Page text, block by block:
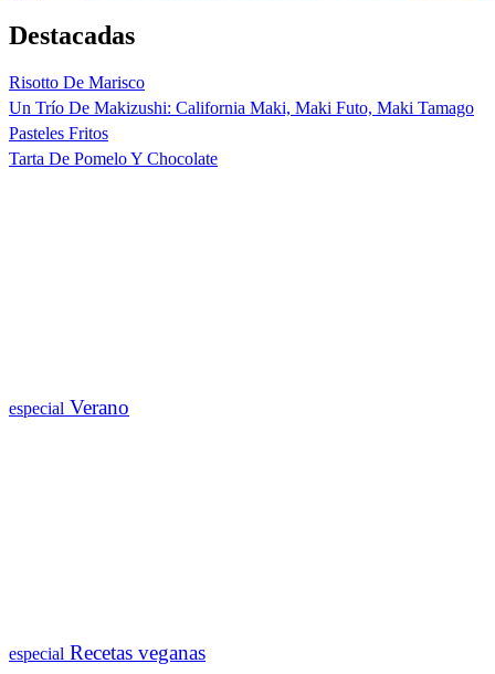
Destacadas
Risotto De Marisco
Un Trío De Makizushi: California Maki, Maki Futo, Maki Tamago
Pasteles Fritos
Tarta De Pomelo Y Chocolate
especial Verano
especial Recetas veganas